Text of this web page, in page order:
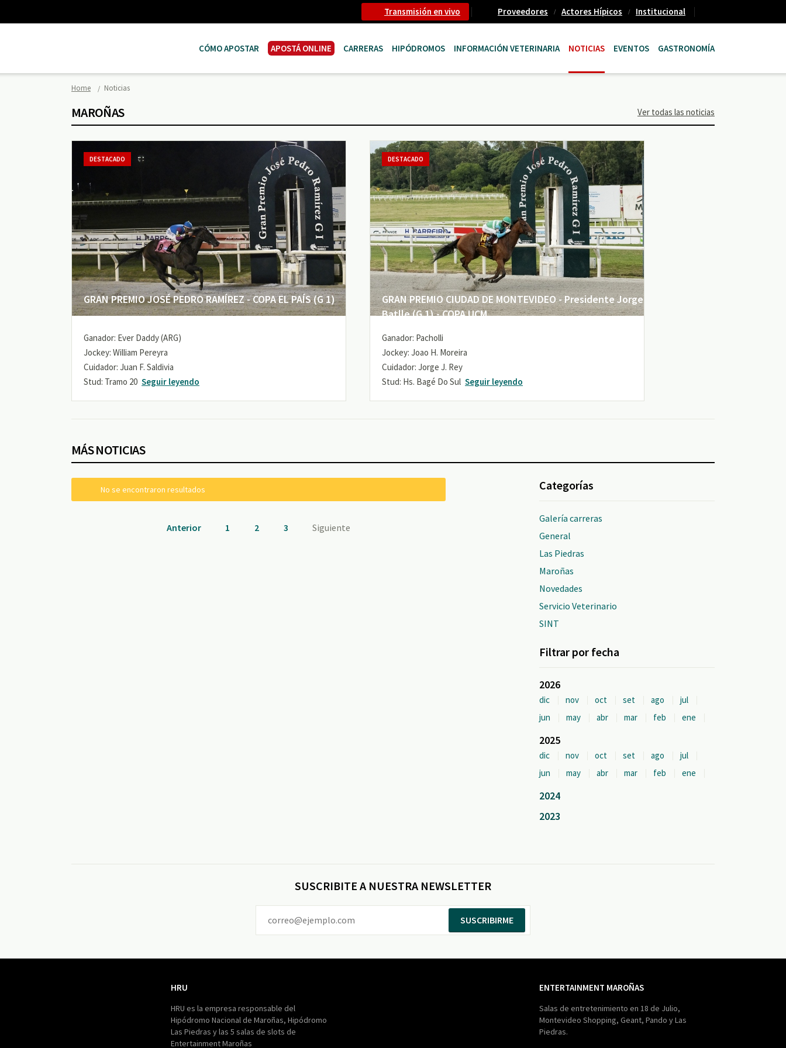
Transmisión en vivo Proveedores Actores Hípicos Institucional
CÓMO APOSTAR APOSTÁ ONLINE CARRERAS HIPÓDROMOS INFORMACIÓN VETERINARIA NOTICIAS EVENTOS GASTRONOMÍA
Home Noticias
MAROÑAS Ver todas las noticias
GRAN PREMIO JOSÉ PEDRO RAMÍREZ - COPA EL PAÍS (G 1)
DESTACADO
Ganador: Ever Daddy (ARG)
Jockey: William Pereyra
Cuidador: Juan F. Saldivia
Stud: Tramo 20 Seguir leyendo
GRAN PREMIO CIUDAD DE MONTEVIDEO - Presidente Jorge
Batlle (G 1) - COPA UCM
DESTACADO
Ganador: Pacholli
Jockey: Joao H. Moreira
Cuidador: Jorge J. Rey
Stud: Hs. Bagé Do Sul Seguir leyendo
MÁS NOTICIAS
No se encontraron resultados
Anterior 1 2 3 Siguiente
Categorías
Galería carreras
General
Las Piedras
Maroñas
Novedades
Servicio Veterinario
SINT
Filtrar por fecha
2026
dic nov oct set ago
jul
jun
may abr mar feb ene
2025
dic nov oct set ago
jul
jun
may abr mar feb ene
2024
2023
SUSCRIBITE A NUESTRA NEWSLETTER
SUSCRIBIRME
HRU
HRU es la empresa responsable del
Hipódromo Nacional de Maroñas, Hipódromo
Las Piedras y las 5 salas de slots de
Entertainment Maroñas
ENTERTAINMENT MAROÑAS
Salas de entretenimiento en 18 de Julio,
Montevideo Shopping, Geant, Pando y Las
Piedras.